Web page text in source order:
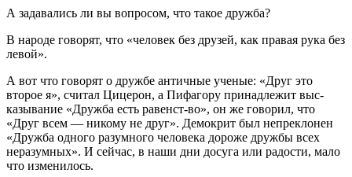
А задавались ли вы вопросом, что такое дружба?
В народе гово­рят, что «человек без друзей, как правая рука без
левой».
А вот что говорят о дружбе античные ученые: «Друг это
второе я», считал Цице­рон, а Пифагору принадлежит выс-
казывание «Дружба есть равенст-во», он же говорил, что
«Друг всем — никому не друг». Демокрит был непреклонен
«Дружба одного раз­умного человека дороже друж­бы всех
неразумных». И сейчас, в наши дни досуга или радости, мало
что изменилось.